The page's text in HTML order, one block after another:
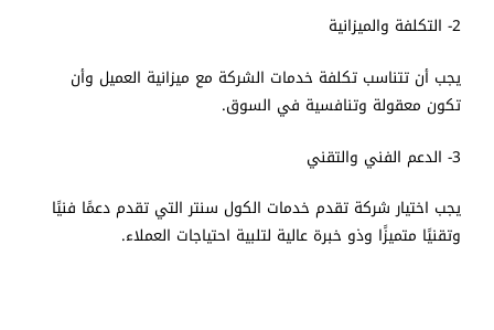
2- التكلفة والميزانية
يجب أن تتناسب تكلفة خدمات الشركة مع ميزانية العميل وأن
تكون معقولة وتنافسية في السوق.
3- الدعم الفني والتقني
يجب اختيار شركة تقدم خدمات الكول سنتر التي تقدم دعمًا فنيًا
وتقنيًا متميزًا وذو خبرة عالية لتلبية احتياجات العملاء.